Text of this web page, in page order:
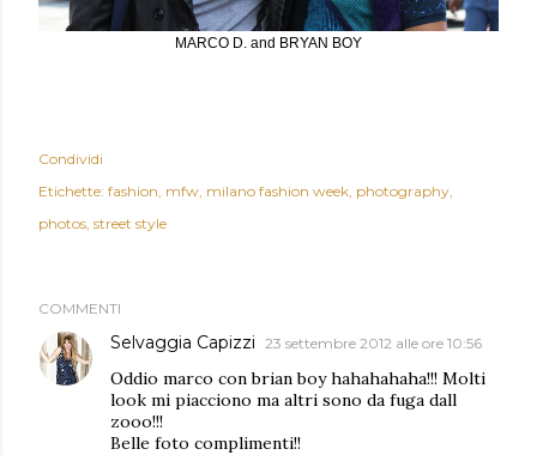
MARCO D. and BRYAN BOY
Condividi
Etichette: fashion mfw milano fashion week photography
photos street style
COMMENTI
Selvaggia Capizzi 23 settembre 2012 alle ore 10:56
Oddio marco con brian boy hahahahaha!!! Molti
look mi piacciono ma altri sono da fuga dall
zooo!!!
Belle foto complimenti!!